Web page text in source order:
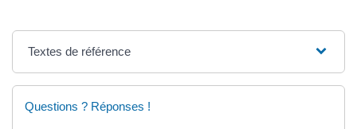
Textes de référence
Questions ? Réponses !